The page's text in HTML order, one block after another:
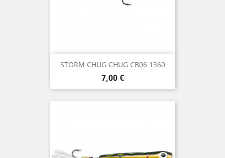
STORM CHUG CHUG CB06 1360
Precio
7,00 €